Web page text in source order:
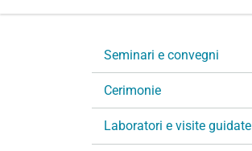
i
a
Seminari e convegni
Cerimonie
Laboratori e visite guidate